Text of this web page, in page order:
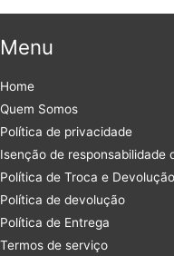
Menu
Home
Quem Somos
Política de privacidade
Isenção de responsabilidade
Política de Troca e Devolução
Política de devolução
Política de Entrega
Termos de serviço